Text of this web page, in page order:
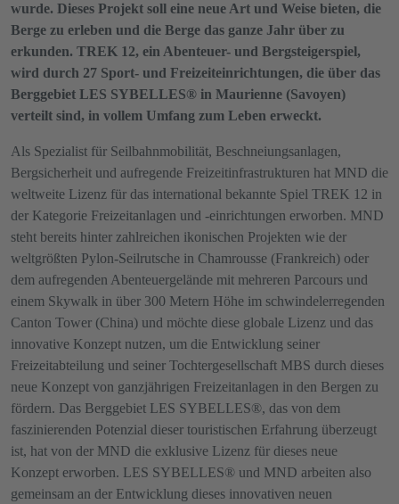
wurde. Dieses Projekt soll eine neue Art und Weise bieten, die
Berge zu erleben und die Berge das ganze Jahr über zu
erkunden. TREK 12, ein Abenteuer- und Bergsteigerspiel,
wird durch 27 Sport- und Freizeiteinrichtungen, die über das
Berggebiet LES SYBELLES® in Maurienne (Savoyen)
verteilt sind, in vollem Umfang zum Leben erweckt.
Als Spezialist für Seilbahnmobilität, Beschneiungsanlagen,
Bergsicherheit und aufregende Freizeitinfrastrukturen hat MND die
weltweite Lizenz für das international bekannte Spiel TREK 12 in
der Kategorie Freizeitanlagen und -einrichtungen erworben. MND
steht bereits hinter zahlreichen ikonischen Projekten wie der
weltgrößten Pylon-Seilrutsche in Chamrousse (Frankreich) oder
dem aufregenden Abenteuergelände mit mehreren Parcours und
einem Skywalk in über 300 Metern Höhe im schwindelerregenden
Canton Tower (China) und möchte diese globale Lizenz und das
innovative Konzept nutzen, um die Entwicklung seiner
Freizeitabteilung und seiner Tochtergesellschaft MBS durch dieses
neue Konzept von ganzjährigen Freizeitanlagen in den Bergen zu
fördern. Das Berggebiet LES SYBELLES®, das von dem
faszinierenden Potenzial dieser touristischen Erfahrung überzeugt
ist, hat von der MND die exklusive Lizenz für dieses neue
Konzept erworben. LES SYBELLES® und MND arbeiten also
gemeinsam an der Entwicklung dieses innovativen neuen